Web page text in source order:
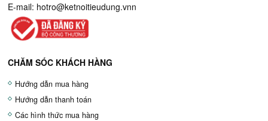
E-mail: hotro@ketnoitieudung.vnn
CHĂM SÓC KHÁCH HÀNG
Hướng dẫn mua hàng
Hướng dẫn thanh toán
Các hình thức mua hàng